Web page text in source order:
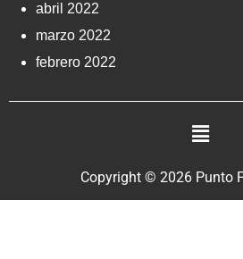
abril 2022
marzo 2022
febrero 2022
Copyright © 2026 Punto